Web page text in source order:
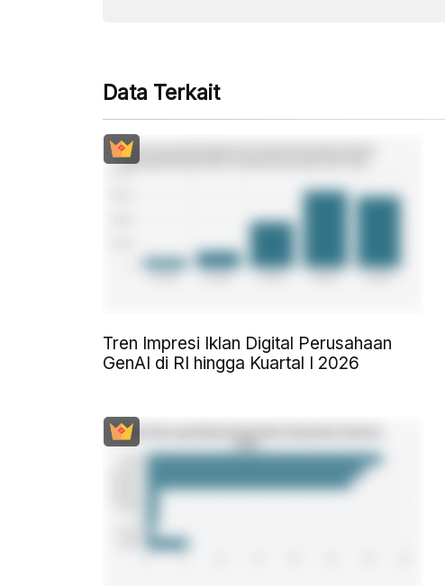
Data Terkait
Tren Impresi Iklan Digital Perusahaan
GenAI di RI hingga Kuartal I 2026